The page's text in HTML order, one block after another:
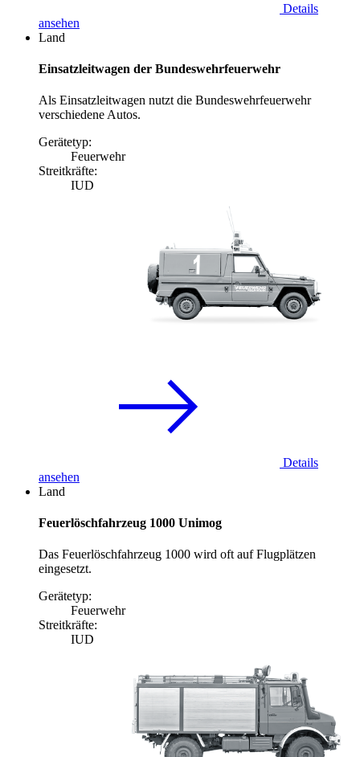
Details
ansehen
Land
Einsatzleitwagen der Bundeswehrfeuerwehr
Als Einsatzleitwagen nutzt die Bundeswehrfeuerwehr
verschiedene Autos.
Gerätetyp:
Feuerwehr
Streitkräfte:
IUD
Details
ansehen
Land
Feuerlöschfahrzeug 1000 Unimog
Das Feuerlöschfahrzeug 1000 wird oft auf Flugplätzen
eingesetzt.
Gerätetyp:
Feuerwehr
Streitkräfte:
IUD